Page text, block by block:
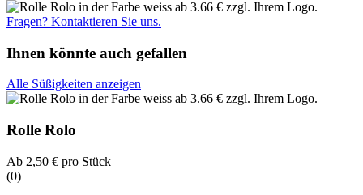
Fragen? Kontaktieren Sie uns.
Ihnen könnte auch gefallen
Alle Süßigkeiten anzeigen
Rolle Rolo
Ab 2,50 € pro Stück
(0)